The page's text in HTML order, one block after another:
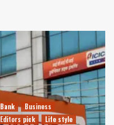
Bank
Business
Editors pick
Life style